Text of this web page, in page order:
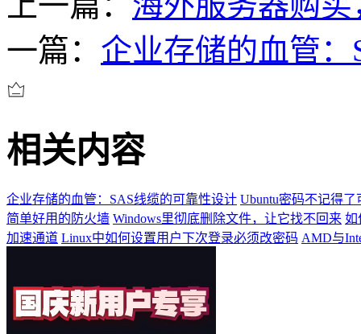
一篇： 企业存储的血管
相关内容
企业存储的血管：SAS线缆的可靠性设计 Ubuntu密码不记得
简单好用的防火墙 Windows里彻底删除文件，让它找不回来 如
加速通道 Linux中如何设置用户下次登录必须改密码 AMD与